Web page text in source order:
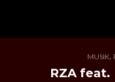
MUSIK,
RZA